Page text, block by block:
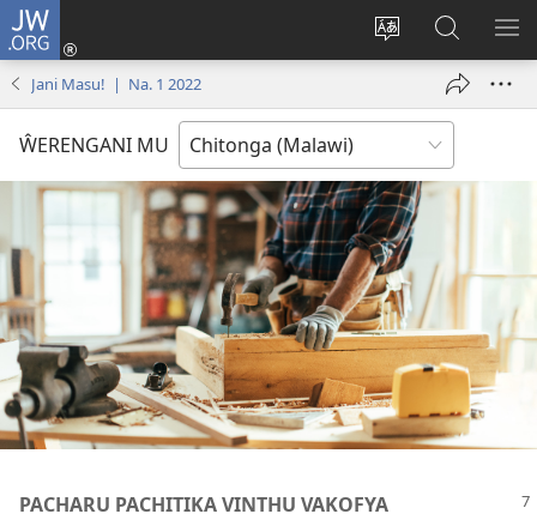
JW.ORG
Sinthani
chineneru
Sereni
(Lajula
Fufuzani
Vinthu
pa
JW.ORG
Jani Masu! | Na. 1 2022
ŴERENGANI MU
PACHARU PACHITIKA VINTHU VAKOFYA